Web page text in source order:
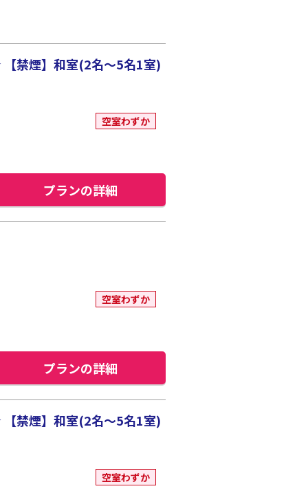
禁煙】和室(2名～5名1室)
空室わずか
プランの詳細
空室わずか
プランの詳細
禁煙】和室(2名～5名1室)
空室わずか